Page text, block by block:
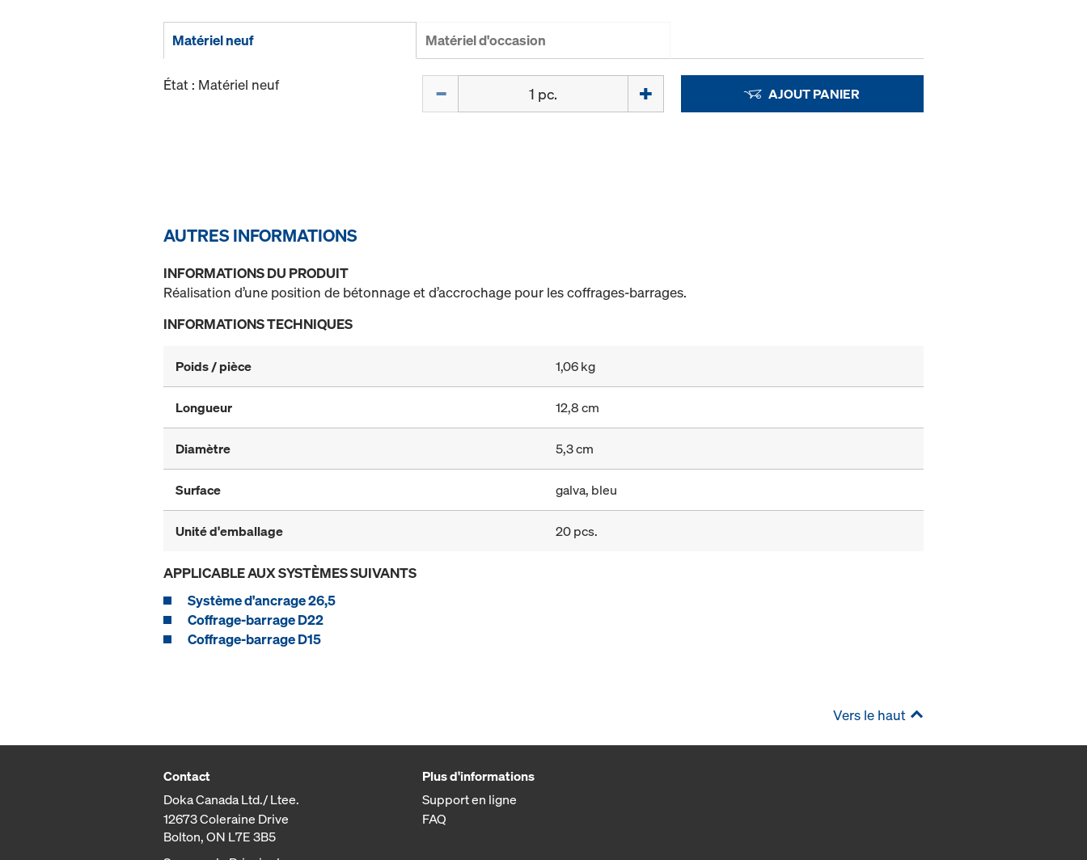
Matériel neuf Matériel d'occasion
État : Matériel neuf AJOUT PANIER
AUTRES INFORMATIONS
INFORMATIONS DU PRODUIT
Réalisation d’une position de bétonnage et d’accrochage pour les coffrages-barrages.
INFORMATIONS TECHNIQUES
Poids / pièce 1,06 kg
Longueur 12,8 cm
Diamètre 5,3 cm
Surface galva, bleu
Unité d'emballage 20 pcs.
APPLICABLE AUX SYSTÈMES SUIVANTS
Système d'ancrage 26,5
Coffrage-barrage D22
Coffrage-barrage D15
Vers le haut
Contact
Doka Canada Ltd./ Ltee.
12673 Coleraine Drive
Bolton, ON L7E 3B5
Plus d'informations
Support en ligne
FAQ